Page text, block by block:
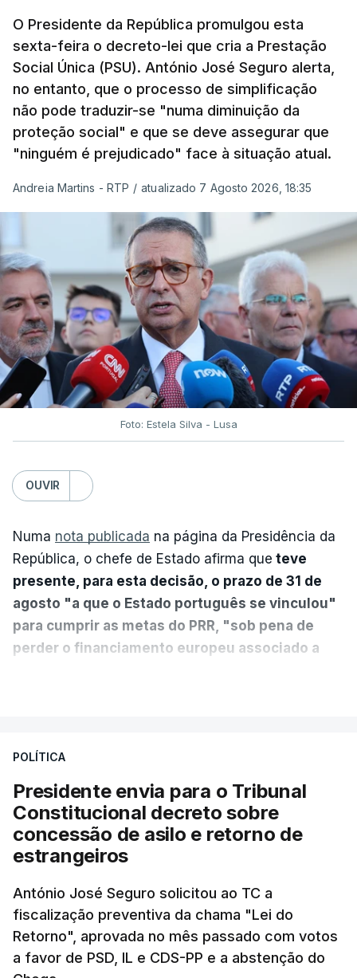
O Presidente da República promulgou esta
sexta-feira o decreto-lei que cria a Prestação
Social Única (PSU). António José Seguro alerta,
no entanto, que o processo de simplificação
não pode traduzir-se "numa diminuição da
proteção social" e que se deve assegurar que
"ninguém é prejudicado" face à situação atual.
Andreia Martins - RTP / atualizado 7 Agosto 2026, 18:35
Foto: Estela Silva - Lusa
OUVIR
Numa nota publicada na página da Presidência da
República, o chefe de Estado afirma que teve
presente, para esta decisão, o prazo de 31 de
agosto "a que o Estado português se vinculou"
para cumprir as metas do PRR, "sob pena de
perder o financiamento europeu associado a
sistema mais simples, mais justo e transparente".
"Sempre que seja possível reduzir burocracias,
eliminar sobreposições e garantir que os apoios
chegam a quem mais necessita, estaremos a dar
um passo na direção certa", argumenta o
Presidente da República.
Assegurar que "ninguém é
POLÍTICA
Presidente envia para o Tribunal
Constitucional decreto sobre
concessão de asilo e retorno de
estrangeiros
António José Seguro solicitou ao TC a
fiscalização preventiva da chama "Lei do
Retorno", aprovada no mês passado com votos
a favor de PSD, IL e CDS-PP e a abstenção do